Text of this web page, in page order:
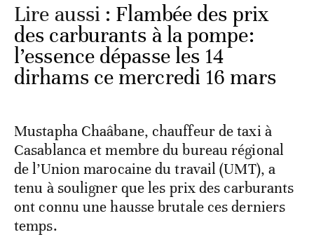
Lire aussi : Flambée des prix
des carburants à la pompe:
l’essence dépasse les 14
dirhams ce mercredi 16 mars
Mustapha Chaâbane, chauffeur de taxi à
Casablanca et membre du bureau régional
de l’Union marocaine du travail (UMT), a
tenu à souligner que les prix des carburants
ont connu une hausse brutale ces derniers
temps.